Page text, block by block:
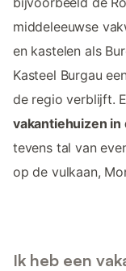
middeleeuwse
en kastelen als
Kasteel Burgau
de regio verblijft.
vakantiehuizen in
tevens tal van
op de vulkaan,
Ik heb een